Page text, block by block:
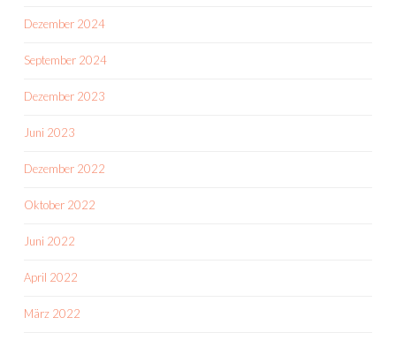
Dezember 2024
September 2024
Dezember 2023
Juni 2023
Dezember 2022
Oktober 2022
Juni 2022
April 2022
März 2022